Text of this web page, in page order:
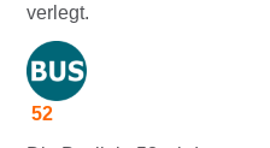
verlegt.
52